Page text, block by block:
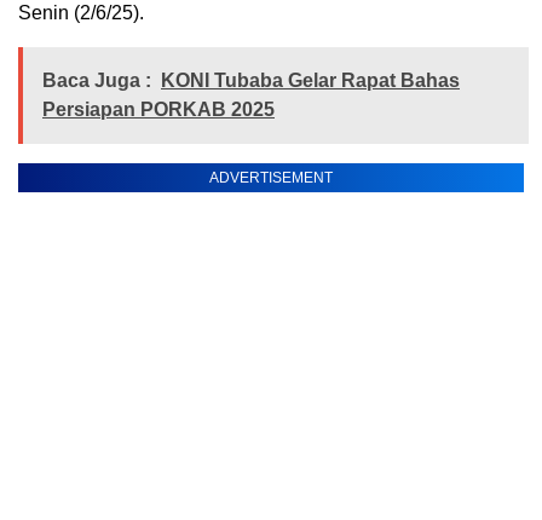
Senin (2/6/25).
Baca Juga :
KONI Tubaba Gelar Rapat Bahas
Persiapan PORKAB 2025
ADVERTISEMENT